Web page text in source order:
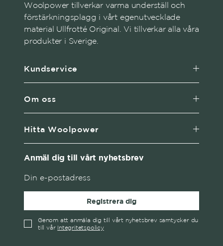
Woolpower tillverkar varma underställ och
förstärkningsplagg i vårt egenutvecklade
material Ullfrotté Original. Vi tillverkar alla våra
produkter i Sverige.
Kundservice
Om oss
Hitta Woolpower
Anmäl dig till vårt nyhetsbrev
Registrera dig
Genom att anmäla dig till vårt nyhetsbrev samtycker du
till vår Integritetspolicy